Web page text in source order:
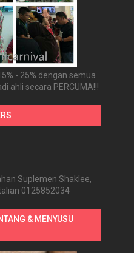
- 25% dengan semua
ahli secara PERCUMA!!!
Suplemen Shaklee,
0125852034
& MENYUSU